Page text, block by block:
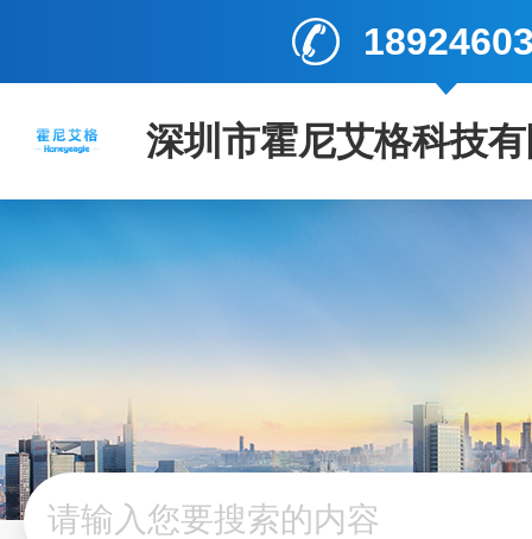
深圳市霍尼艾格科技